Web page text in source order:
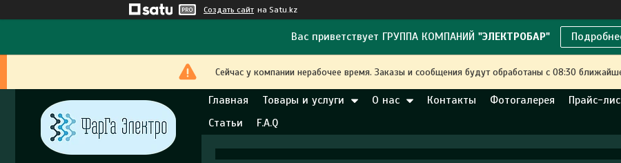
Создать сайт на Satu.kz
Вас приветствует ГРУППА КОМПАНИЙ "ЭЛЕКТРОБАР"
Сейчас у компании нерабочее время. Заказы и сообщения будут обработаны с 08:30
Главная Товары и услуги О нас Контакты Фотогалерея Прайс-
Статьи
F.A.Q